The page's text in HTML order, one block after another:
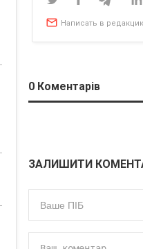
Написать в
0 Коментарів
ЗАЛИШИТИ